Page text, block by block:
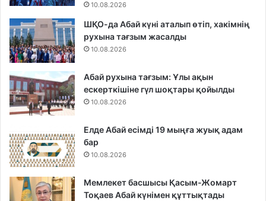
10.08.2026
ШҚО-да Абай күні аталып өтіп, хакімнің
рухына тағзым жасалды
10.08.2026
Абай рухына тағзым: Ұлы ақын
ескерткішіне гүл шоқтары қойылды
10.08.2026
Елде Абай есімді 19 мыңға жуық адам
бар
10.08.2026
Мемлекет басшысы Қасым-Жомарт
Тоқаев Абай күнімен құттықтады